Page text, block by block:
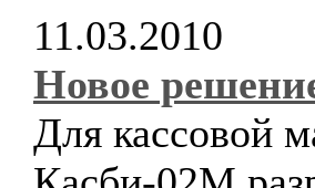
11.03.2010
Новое
Для